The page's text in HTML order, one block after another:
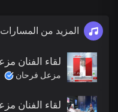
المزيد من المسارات
مزعل فرحان